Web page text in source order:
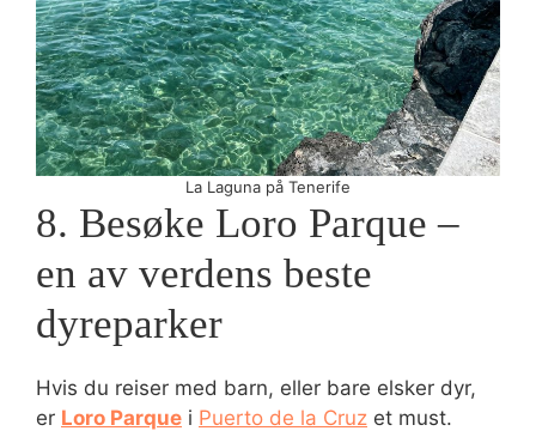
La Laguna på Tenerife
8. Besøke Loro Parque –
en av verdens beste
dyreparker
Hvis du reiser med barn, eller bare elsker dyr,
er Loro Parque i Puerto de la Cruz et must.